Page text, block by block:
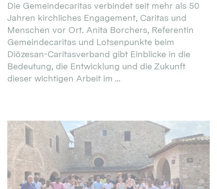
Die Gemeindecaritas verbindet seit mehr als 50
Jahren kirchliches Engagement, Caritas und
Menschen vor Ort. Anita Borchers, Referentin
Gemeindecaritas und Lotsenpunkte beim
Diözesan-Caritasverband gibt Einblicke in die
Bedeutung, die Entwicklung und die Zukunft
dieser wichtigen Arbeit im ...